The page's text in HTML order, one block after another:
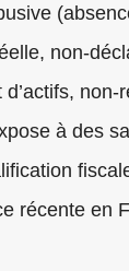
non-
non-
à des
récente en